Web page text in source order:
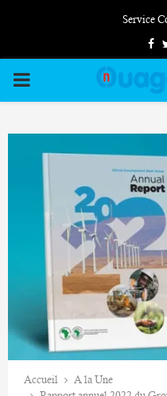
Service
PRIMARY
Accueil
A la Une